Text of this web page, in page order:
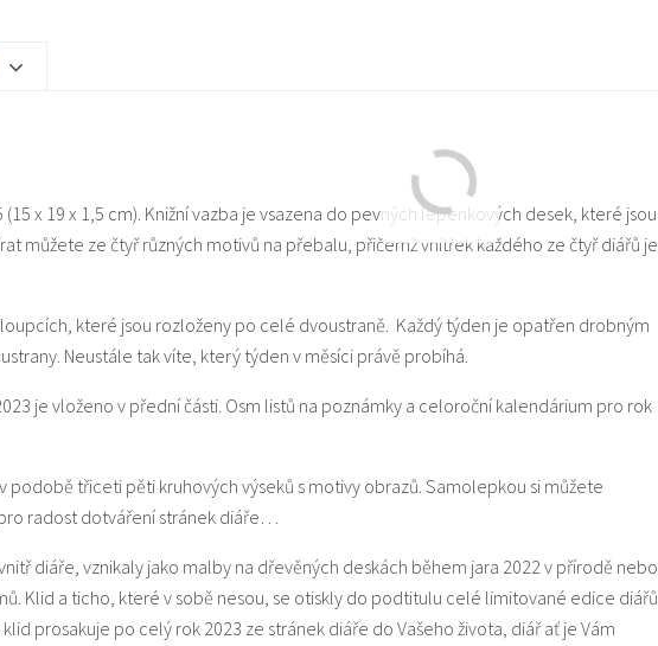
x 19 x 1,5 cm). Knižní vazba je vsazena do pevných lepenkových desek, které jsou
můžete ze čtyř různých motivů na přebalu, přičemž vnitřek každého ze čtyř diářů je
které jsou rozloženy po celé dvoustraně. Každý týden je opatřen drobným
Neustále tak víte, který týden v měsíci právě probíhá.
je vloženo v přední části. Osm listů na poznámky a celoroční kalendárium pro rok
v podobě třiceti pěti kruhových výseků s motivy obrazů. Samolepkou si můžete
radost dotváření stránek diáře…
diáře, vznikaly jako malby na dřevěných deskách během jara 2022 v přírodě nebo
Klid a ticho, které v sobě nesou, se otiskly do podtitulu celé limitované edice diářů
prosakuje po celý rok 2023 ze stránek diáře do Vašeho života, diář ať je Vám